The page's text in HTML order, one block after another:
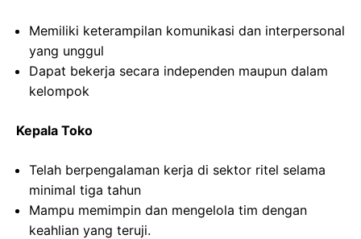
Memiliki keterampilan komunikasi dan interpersonal
yang unggul
Dapat bekerja secara independen maupun dalam
kelompok
Kepala Toko
Telah berpengalaman kerja di sektor ritel selama
minimal tiga tahun
Mampu memimpin dan mengelola tim dengan
keahlian yang teruji.